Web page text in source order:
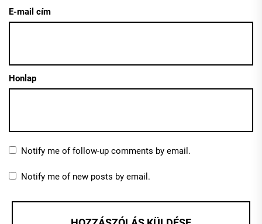
E-mail cím
Honlap
Notify me of follow-up comments by email.
Notify me of new posts by email.